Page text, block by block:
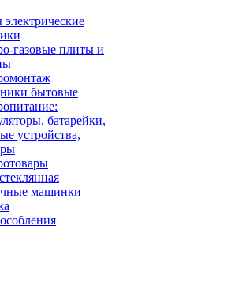
газовые плиты и
бытовые
батарейки,
устройства,
машинки